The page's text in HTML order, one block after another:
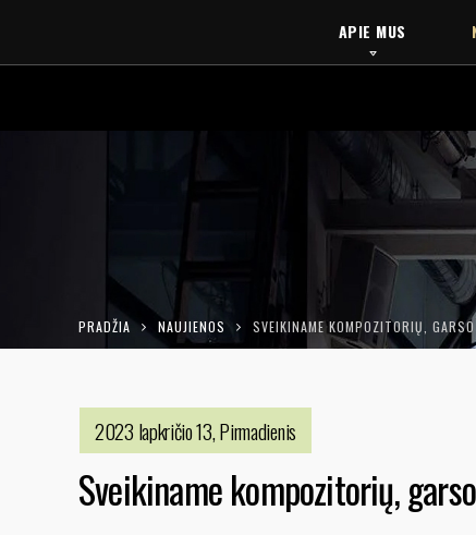
APIE MUS
PRADŽIA NAUJIENOS SVEIKINAME KOMPOZITORIŲ,
2023 lapkričio 13, Pirmadienis
Sveikiname kompozitorių,